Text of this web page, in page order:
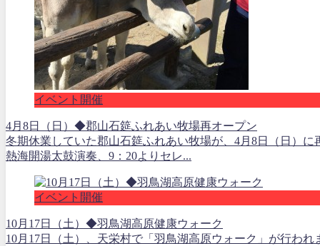
イベント開催
4月8日（日）◆郡山石筵ふれあい牧場再オープン
冬期休業していた郡山石筵ふれあい牧場が、4月8日（日）
熱海開湯太鼓演奏、9：20よりセレ...
イベント開催
10月17日（土）◆羽鳥湖高原健康ウォーク
10月17日（土）、天栄村で「羽鳥湖高原ウォーク」が行わ